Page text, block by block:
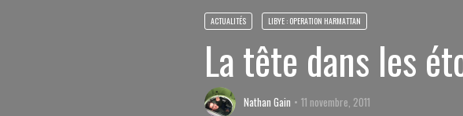
ACTUALITÉS LIBYE : OPERATION HARMATTAN
La tête dans les
Nathan Gain 11 novembre, 2011